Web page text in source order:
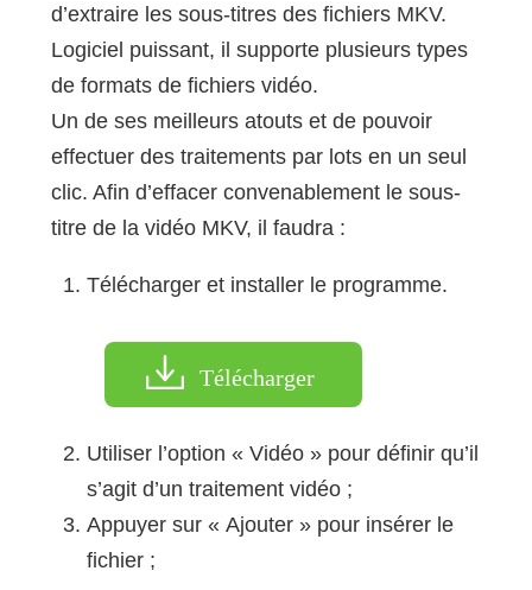
d’extraire les sous-titres des fichiers MKV.
Logiciel puissant, il supporte plusieurs types
de formats de fichiers vidéo.
Un de ses meilleurs atouts et de pouvoir
effectuer des traitements par lots en un seul
clic. Afin d’effacer convenablement le sous-
titre de la vidéo MKV, il faudra :
Télécharger et installer le programme.
Télécharger
Utiliser l’option « Vidéo » pour définir qu’il
s’agit d’un traitement vidéo ;
Appuyer sur « Ajouter » pour insérer le
fichier ;